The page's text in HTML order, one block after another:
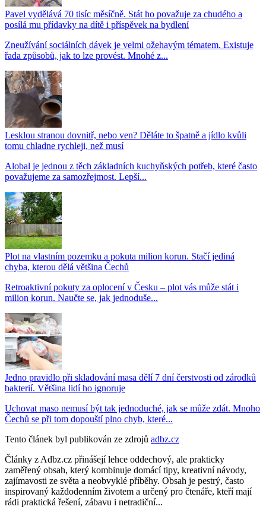
Pavel vydělává 70 tisíc měsíčně. Stát ho považuje za chudého a
posílá mu přídavky na dítě i příspěvek na bydlení
Zneužívání sociálních dávek je velmi ožehavým tématem. Existuje
řada způsobů, jak to lze provést. Mnohé z...
Lesklou stranou dovnitř, nebo ven? Děláte to špatně a jídlo kvůli
tomu chladne rychleji, než musí
Alobal je jednou z těch základních kuchyňských potřeb, které často
považujeme za samozřejmost. Lepší...
Plot na vlastním pozemku a pokuta milion korun. Stačí jediná
chyba, kterou dělá většina Čechů
Retroaktivní pokuty za oplocení v Česku – plot vás může stát i
milion korun. Naučte se, jak jednoduše...
Jedno pravidlo při skladování masa dělí 7 dní čerstvosti od zárodků
bakterií. Většina lidí ho ignoruje
Uchovat maso nemusí být tak jednoduché, jak se může zdát. Mnoho
Čechů se při tom dopouští plno chyb, které...
Tento článek byl publikován ze zdrojů adbz.cz
Články z Adbz.cz přinášejí lehce oddechový, ale prakticky
zaměřený obsah, který kombinuje domácí tipy, kreativní návody,
zajímavosti ze světa a neobvyklé příběhy. Obsah je pestrý, často
inspirovaný každodenním životem a určený pro čtenáře, kteří mají
rádi praktická řešení, zábavu i netradiční...